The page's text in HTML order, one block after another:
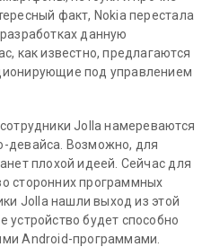
факт, Nokia перестала
данную
как известно, предлагаются
под управлением
Jolla намереваются
девайса. Возможно, для
плохой идеей. Сейчас для
сторонних программных
Jolla нашли выход из этой
будет способно
Android-программами.